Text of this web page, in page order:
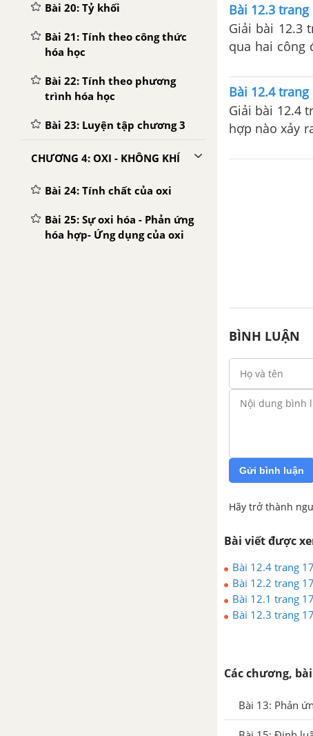
Bài 20: Tỷ khối
Bài 21: Tính theo công thức
hóa học
Bài 22: Tính theo phương
trình hóa học
Bài 23: Luyện tập chương 3
CHƯƠNG 4: OXI - KHÔNG KHÍ
Bài 24: Tính chất của oxi
Bài 25: Sự oxi hóa - Phản ứng
hóa hợp- Ứng dụng của oxi
Bài 12.3 trang
Giải bài 12.3
qua hai công
Bài 12.4 trang
Giải bài 12.4
hợp nào xảy
BÌNH LUẬN
Gửi bình luận
Hãy trở thành
Bài viết được
Bài 12.4 trang
Bài 12.2 trang
Bài 12.1 trang
Bài 12.3 trang
Các chương,
Bài 13: Phản